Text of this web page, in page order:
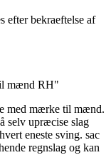
efter bekraeftelse af
mænd RH"
med mærke til mænd.
selv upræcise slag
eneste sving. sac
regnslag og kan